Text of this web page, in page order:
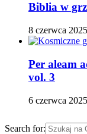
Biblia w
8 czerwca 2025
Per aleam
vol. 3
6 czerwca 2025
Search for: